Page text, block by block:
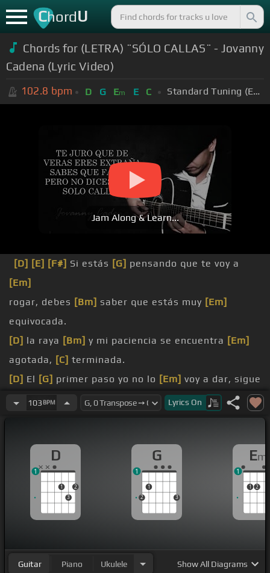
ChordU
Chords for (LETRA) ¨SÓLO CALLAS¨ - Jovanny
Cadena (Lyric Video)
102.8 bpm D G Em E C Standard Tuning (EADGBE)
Jam Along & Learn...
[D] [E] [F#] Si estás [G] pensando que te voy a
[Em]
rogar, debes [Bm] saber que estás muy [Em]
equivocada.
[D] la raya [Bm] y mi paciencia se encuentra [Em]
agotada, [C] terminada.
[D] El [G] primer paso yo no lo [Em] voy a dar, sigue
[Bm]tu rumbo si el orgullo te [Em]gana.
sabes que[Bm]fallas
[C#m]
creyendo muy en serio mi amor, que [Bm]tus
caprichos valen más que
[Em]los dos, yo
103 BPM Lyrics On
D
1
3
2
1
G
2
1
3
1
Em
1 2
1
Guitar Piano Ukulele ShowAll Diagrams